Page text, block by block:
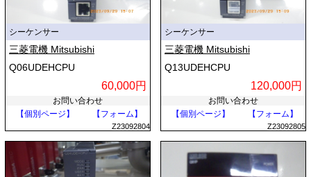
シーケンサー
三菱電機 Mitsubishi
Q06UDEHCPU
60,000円
お問い合わせ
【個別ページ】
【フォーム】
Z23092804
シーケンサー
三菱電機 Mitsubishi
Q13UDEHCPU
120,000円
お問い合わせ
【個別ページ】
【フォーム】
Z23092805